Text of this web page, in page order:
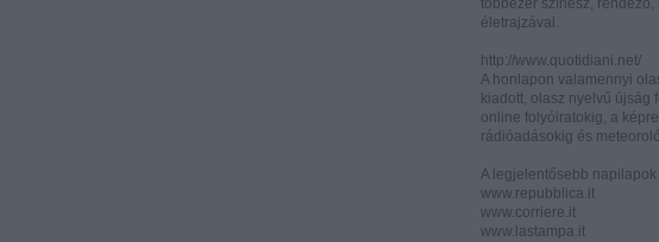
többezer színész, rendező,
életrajzával.
http://www.quotidiani.net/
A honlapon valamennyi
kiadott, olasz nyelvű újság
online folyóiratokig, a
rádióadásokig és
A legjelentősebb
www.repubblica.it
www.corriere.it
www.lastampa.it